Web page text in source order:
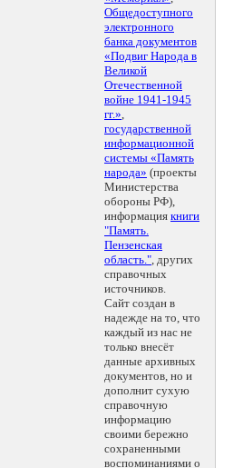
Общедоступного
электронного
банка документов
«Подвиг Народа в
Великой
Отечественной
войне 1941-1945
гг.»,
государственной
информационной
системы «Память
народа» (проекты
Министерства
обороны РФ),
информация книги
"Память.
Пензенская
область.", других
справочных
источников.
Сайт создан в
надежде на то, что
каждый из нас не
только внесёт
данные архивных
документов, но и
дополнит сухую
справочную
информацию
своими бережно
сохраненными
воспоминаниями о